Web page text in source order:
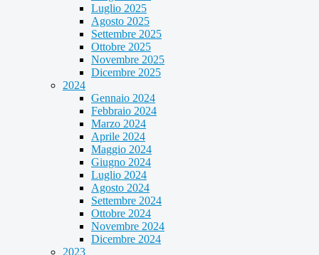
Luglio 2025
Agosto 2025
Settembre 2025
Ottobre 2025
Novembre 2025
Dicembre 2025
2024
Gennaio 2024
Febbraio 2024
Marzo 2024
Aprile 2024
Maggio 2024
Giugno 2024
Luglio 2024
Agosto 2024
Settembre 2024
Ottobre 2024
Novembre 2024
Dicembre 2024
2023